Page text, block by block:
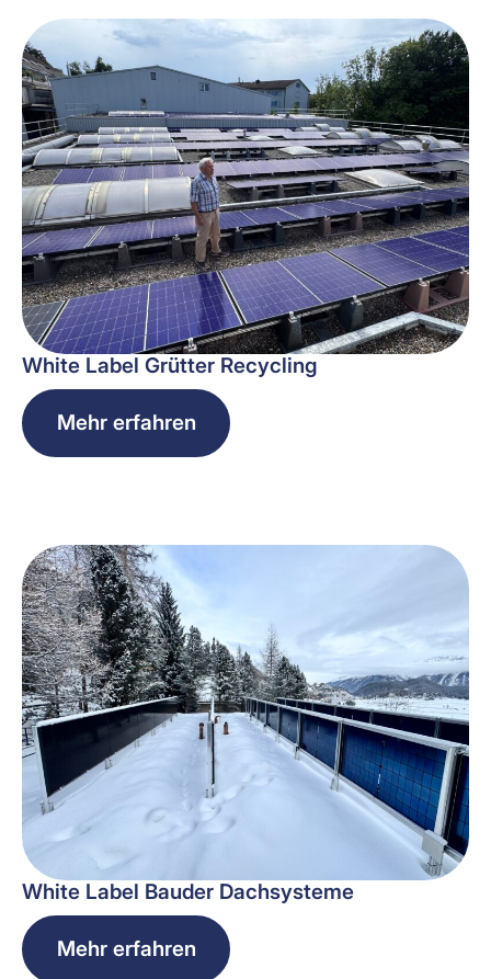
White Label Grütter Recycling
Mehr erfahren
White Label Bauder Dachsysteme
Mehr erfahren